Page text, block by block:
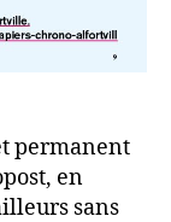
permanent
en
sans